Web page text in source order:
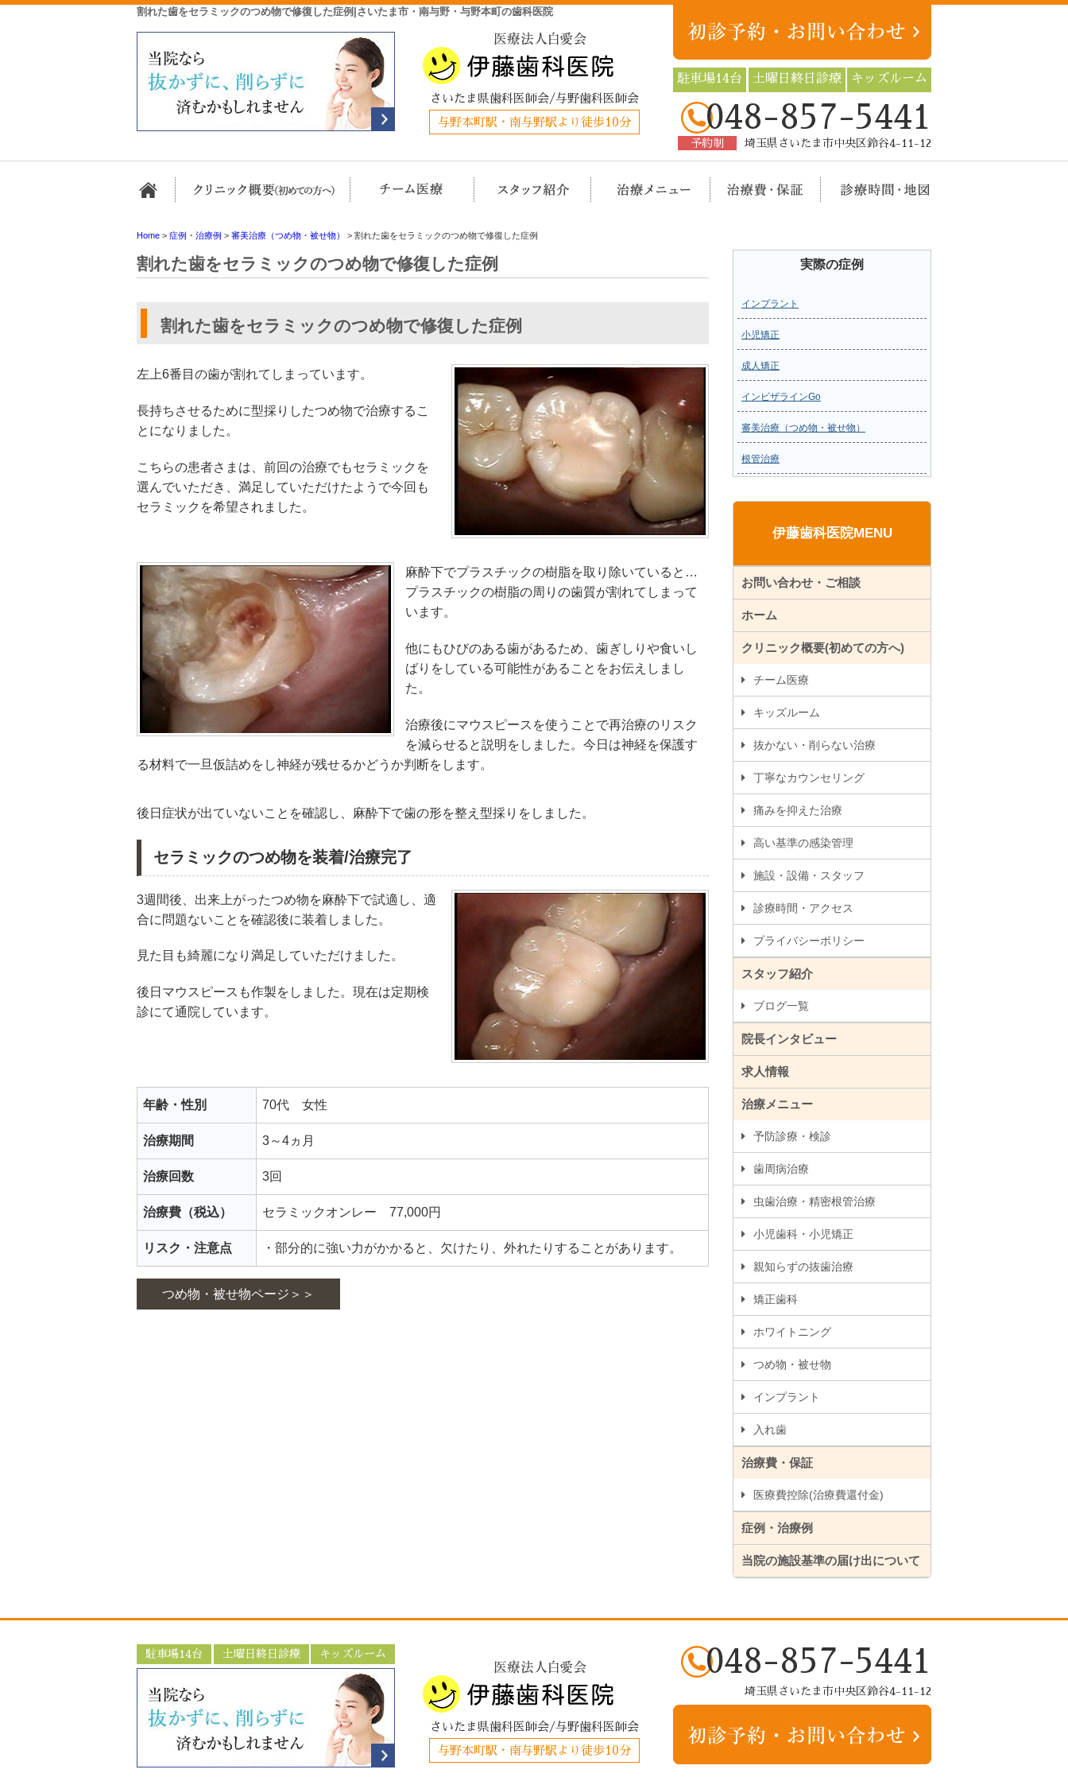
割れた歯をセラミックのつめ物で修復した症例|さいたま市・南与野・与野本町の歯科医院
さいたま県歯科医師会/与野歯科医師会
与野本町駅・南与野駅より徒歩10分
駐車場14台 土曜日終日診療 キッズルーム
048-857-5441
予約制 埼玉県さいたま市中央区鈴谷4-11-12
ホーム クリニック概要(初めての方へ)担当医チーム医療 スタッフ紹介 治療メニュー 治療費・保証
Home > 症例・治療例 > 審美治療（つめ物・被せ物） > 割れた歯をセラミックのつめ物で修復した症例
割れた歯をセラミックのつめ物で修復した症例
割れた歯をセラミックのつめ物で修復した症例
左上6番目の歯が割れてしまっています。
長持ちさせるために型採りしたつめ物で治療するこ
とになりました。
こちらの患者さまは、前回の治療でもセラミックを
選んでいただき、満足していただけたようで今回も
セラミックを希望されました。
麻酔下でプラスチックの樹脂を取り除いていると…
プラスチックの樹脂の周りの歯質が割れてしまって
います。
他にもひびのある歯があるため、歯ぎしりや食いし
ばりをしている可能性があることをお伝えしまし
た。
治療後にマウスピースを使うことで再治療のリスク
を減らせると説明をしました。今日は神経を保護す
る材料で一旦仮詰めをし神経が残せるかどうか判断をします。
後日症状が出ていないことを確認し、麻酔下で歯の形を整え型採りをしました。
セラミックのつめ物を装着/治療完了
3週間後、出来上がったつめ物を麻酔下で試適し、適
合に問題ないことを確認後に装着しました。
見た目も綺麗になり満足していただけました。
後日マウスピースも作製をしました。現在は定期検
診にて通院しています。
年齢・性別 70代 女性
治療期間 3～4ヵ月
治療回数 3回
治療費（税込） セラミックオンレー 77,000円
リスク・注意点 ・部分的に強い力がかかると、欠けたり、外れたりすることがあります。
つめ物・被せ物ページ＞＞
実際の症例
インプラント
小児矯正
成人矯正
インビザラインGo
審美治療（つめ物・被せ物）
根管治療
伊藤歯科医院MENU
お問い合わせ・ご相談
ホーム
クリニック概要(初めての方へ)
チーム医療
キッズルーム
抜かない・削らない治療
丁寧なカウンセリング
痛みを抑えた治療
高い基準の感染管理
施設・設備・スタッフ
診療時間・アクセス
プライバシーポリシー
スタッフ紹介
ブログ一覧
院長インタビュー
求人情報
治療メニュー
予防診療・検診
歯周病治療
虫歯治療・精密根管治療
小児歯科・小児矯正
親知らずの抜歯治療
矯正歯科
ホワイトニング
つめ物・被せ物
インプラント
入れ歯
治療費・保証
医療費控除(治療費還付金)
症例・治療例
当院の施設基準の届け出について
駐車場14台 土曜日終日診療 キッズルーム
さいたま県歯科医師会/与野歯科医師会
与野本町駅・南与野駅より徒歩10分
048-857-5441
埼玉県さいたま市中央区鈴谷4-11-12